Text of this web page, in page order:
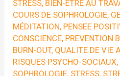
STRESS, BIEN-ETRE AU
COURS DE SOPHROLOGIE,
MÉDITATION, PENSEE
CONSCIENCE, PREVENTION
BURN-OUT, QUALITE DE VIE
RISQUES PSYCHO-SOCIAUX,
SOPHROLOGIE, STRESS,